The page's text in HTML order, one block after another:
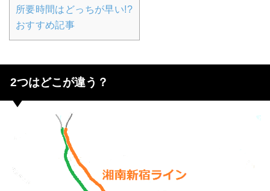
所要時間はどっちが早い!?
おすすめ記事
2つはどこが違う？